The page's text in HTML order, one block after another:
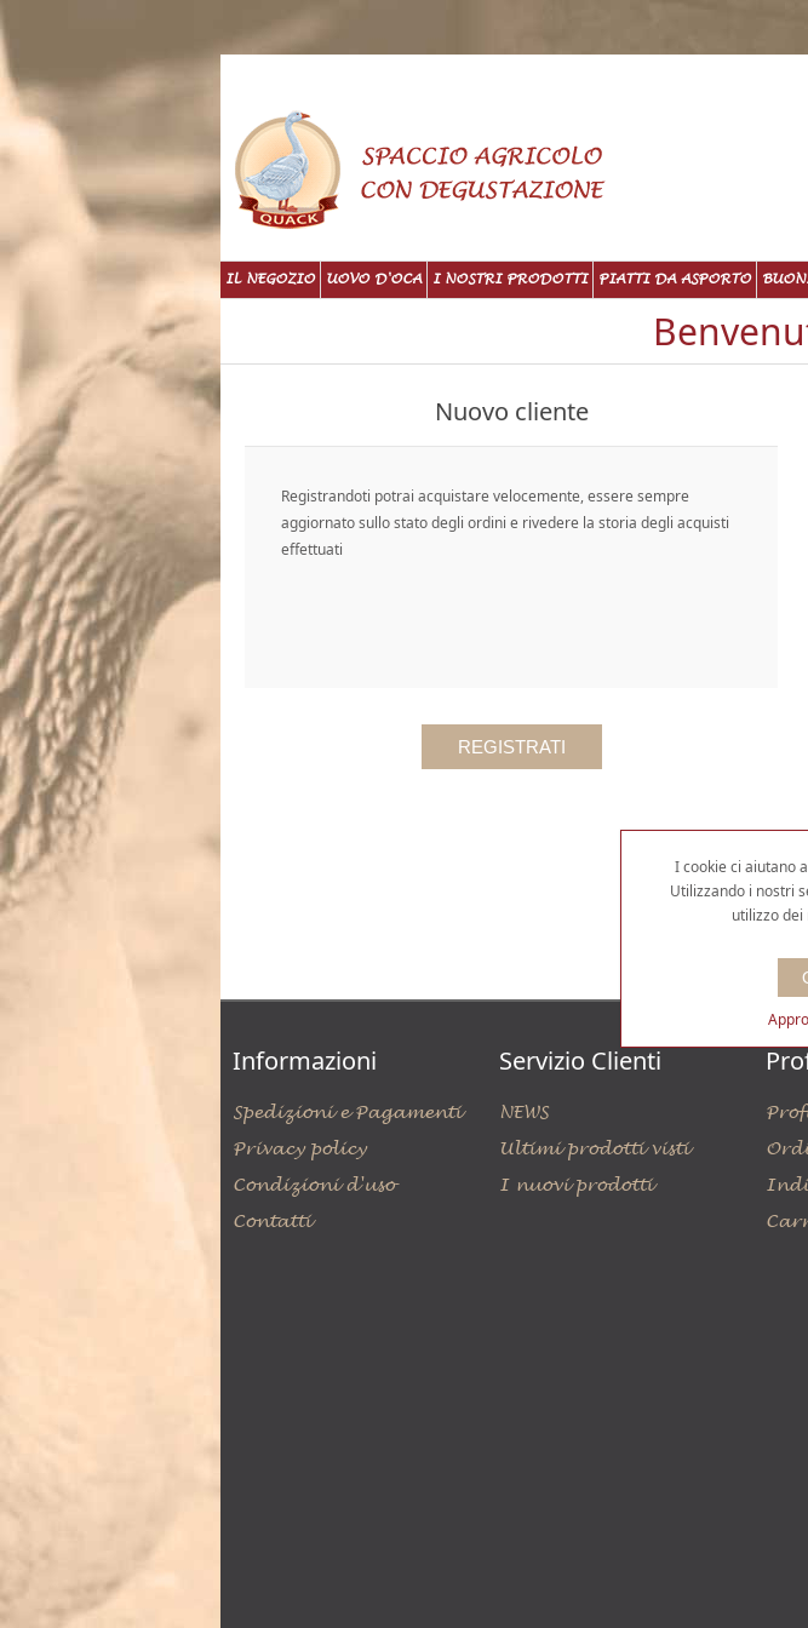
IL NEGOZIO UOVO D'OCA I NOSTRI PRODOTTI PIATTI DA ASPORTO
Nuovo cliente
Registrandoti potrai acquistare velocemente, essere sempre
aggiornato sullo stato degli ordini e rivedere la storia degli acquisti
effettuati
Informazioni
Spedizioni e Pagamenti
Privacy policy
Condizioni d'uso
Contatti
Servizio Clienti
NEWS
Ultimi prodotti visti
I nuovi prodotti
I cookie ci aiutano
Utilizzando i nostri
utilizzo